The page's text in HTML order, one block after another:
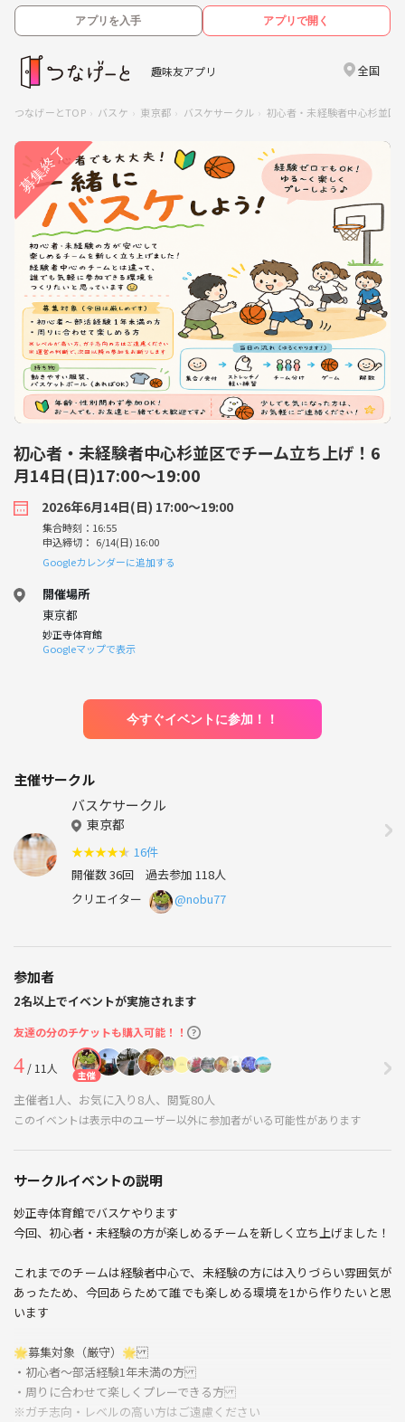
アプリを入手 アプリで開く
趣味友アプリ 全国
つなげーとTOP バスケ 東京都 バスケサークル 初心者・未経験者中心杉並区
初心者・未経験者中心杉並区でチーム立ち上げ！6
月14日(日)17:00〜19:00
2026年6月14日(日) 17:00〜19:00
集合時刻：16:55
申込締切： 6/14(日) 16:00
Googleカレンダーに追加する
開催場所
東京都
妙正寺体育館
Googleマップで表示
今すぐイベントに参加！！
主催サークル
バスケサークル
東京都
★★★★★ 16件
開催数 36回 過去参加 118人
クリエイター
@nobu77
参加者
2名以上でイベントが実施されます
友達の分のチケットも購入可能！！
4/ 11人 主催
主催者1人、お気に入り8人、閲覧80人
このイベントは表示中のユーザー以外に参加者がいる可能性があります
サークルイベントの説明
妙正寺体育館でバスケやります
今回、初心者・未経験の方が楽しめるチームを新しく立ち上げました！
これまでのチームは経験者中心で、未経験の方には入りづらい雰囲気が
あったため、今回あらためて誰でも楽しめる環境を1から作りたいと思
います
🌟募集対象（厳守）🌟
・初心者〜部活経験1年未満の方
・周りに合わせて楽しくプレーできる方
※ガチ志向・レベルの高い方はご遠慮ください